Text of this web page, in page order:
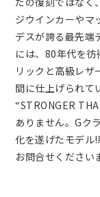
ジウインカーやマ
デスが誇る最先端
には、80年代を
リックと高級レザ
間に仕上げられて
“STRONGER
ありません。Gク
化を遂げたモデル
お問合せください